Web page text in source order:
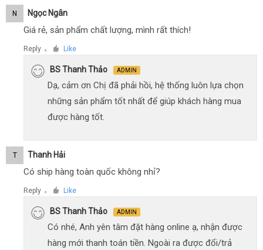
N Ngọc Ngân
Giá rẻ, sản phẩm chất lượng, mình rất thích!
Reply ● Like
BS Thanh Thảo ADMIN
Dạ, cảm ơn Chị đã phải hồi, hệ thống luôn lựa chọn
những sản phẩm tốt nhất để giúp khách hàng mua
được hàng tốt.
T Thanh Hải
Có ship hàng toàn quốc không nhỉ?
Reply ● Like
BS Thanh Thảo ADMIN
Có nhé, Anh yên tâm đặt hàng online ạ, nhận được
hàng mới thanh toán tiền. Ngoài ra được đổi/trả